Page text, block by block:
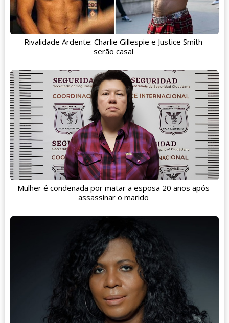
Rivalidade Ardente: Charlie Gillespie e Justice Smith
serão casal
Mulher é condenada por matar a esposa 20 anos após
assassinar o marido